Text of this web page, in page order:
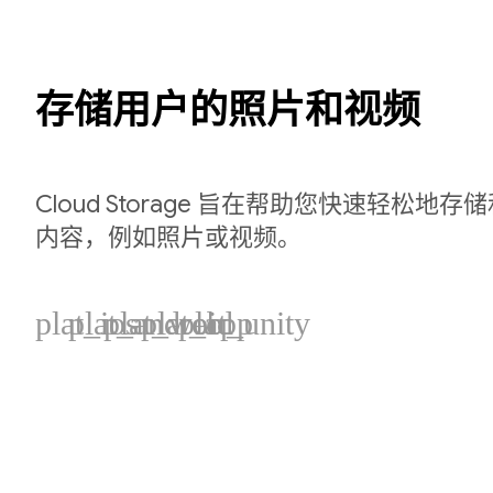
存储用户的照片和视频
Cloud Storage 旨在帮助您快速轻松地存
内容，例如照片或视频。
plat_ios
plat_android
plat_web
plat_cpp
plat_unity